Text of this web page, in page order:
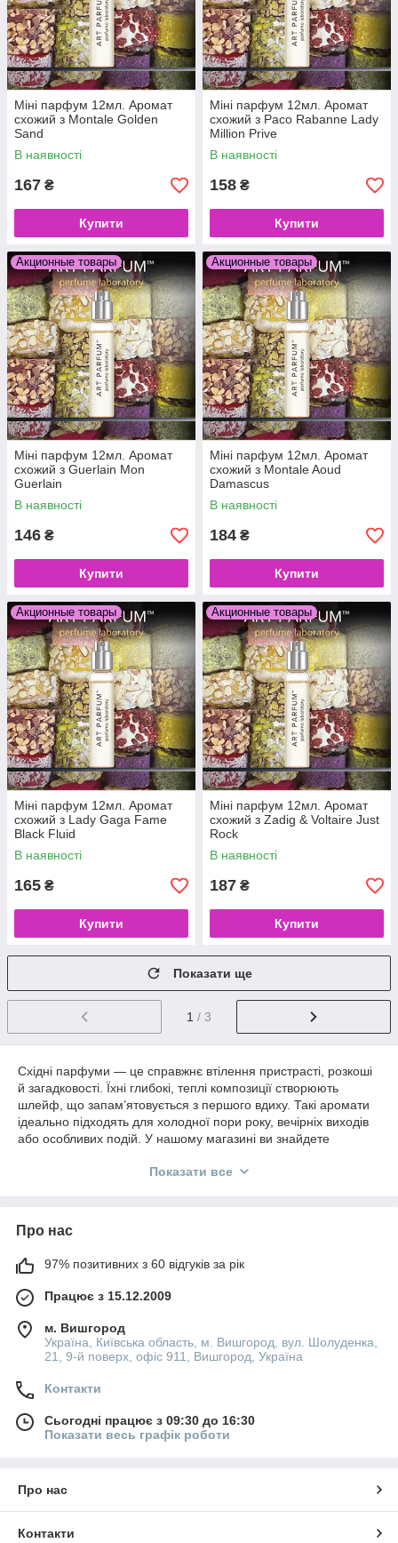
Міні парфум 12мл. Аромат
схожий з Montale Golden
Sand
В наявності
167 ₴
Купити
Міні парфум 12мл. Аромат
схожий з Paco Rabanne Lady
Million Prive
В наявності
158 ₴
Купити
Акционные товары
Міні парфум 12мл. Аромат
схожий з Guerlain Mon
Guerlain
В наявності
146 ₴
Купити
Акционные товары
Міні парфум 12мл. Аромат
схожий з Montale Aoud
Damascus
В наявності
184 ₴
Купити
Акционные товары
Міні парфум 12мл. Аромат
схожий з Lady Gaga Fame
Black Fluid
В наявності
165 ₴
Купити
Акционные товары
Міні парфум 12мл. Аромат
схожий з Zadig & Voltaire Just
Rock
В наявності
187 ₴
Купити
Показати ще
1 / 3
Східні парфуми — це справжнє втілення пристрасті, розкоші
й загадковості. Їхні глибокі, теплі композиції створюють
шлейф, що запам’ятовується з першого вдиху. Такі аромати
ідеально підходять для холодної пори року, вечірніх виходів
або особливих подій. У нашому магазині ви знайдете
доставкою по всій Україні. Пориньте в атмосферу східної
Показати все
Про нас
97% позитивних з 60 відгуків за рік
Працює з 15.12.2009
м. Вишгород
Україна, Київська область, м. Вишгород, вул. Шолуденка,
21, 9-й поверх, офіс 911, Вишгород, Україна
Контакти
Сьогодні працює з 09:30 до 16:30
Показати весь графік роботи
Про нас
Контакти